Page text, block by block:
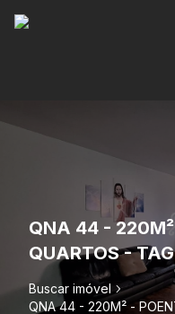
QNA 44 -
QUARTOS -
Buscar imóvel
QNA 44 - 220M² -